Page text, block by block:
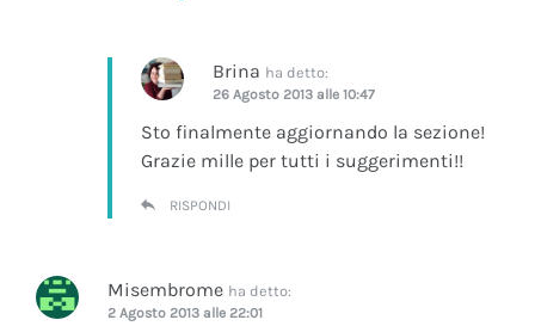
Brina ha detto:
26 Agosto 2013 alle 10:47
Sto finalmente aggiornando la sezione!
Grazie mille per tutti i suggerimenti!!
RISPONDI
Misembrome ha detto:
2 Agosto 2013 alle 22:01